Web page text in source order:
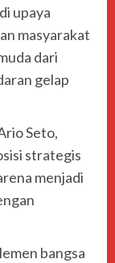
upaya
masyarakat
dari
gelap
Seto,
strategis
menjadi
bangsa